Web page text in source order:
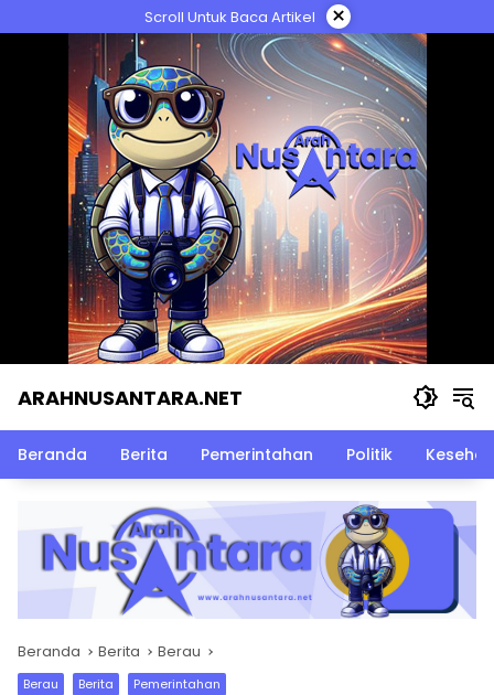
ke
Scroll Untuk Baca Artikel ×
ARAHNUSANTARA.NET
Beranda Berita Pemerintahan Politik
Beranda Berita Berau
Berau Berita Pemerintahan